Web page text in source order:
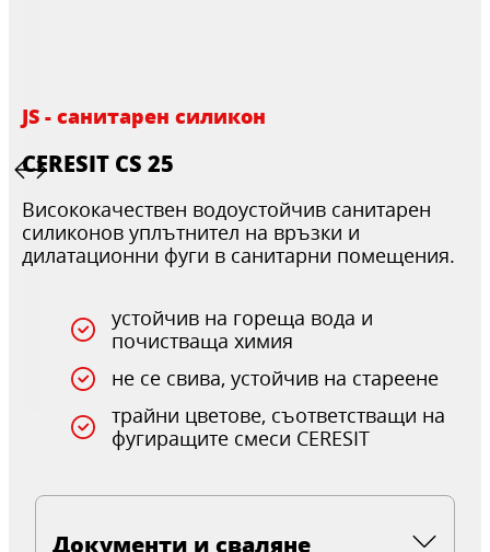
JS - санитарен силикон
CERESIT CS 25
Висококачествен водоустойчив санитарен
силиконов уплътнител на връзки и
дилатационни фуги в санитарни помещения.
устойчив на гореща вода и
почистваща химия
не се свива, устойчив на стареене
трайни цветове, съответстващи на
фугиращите смеси CERESIT
Документи и сваляне